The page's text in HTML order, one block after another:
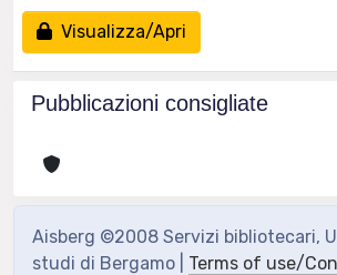
Visualizza/Apri
Pubblicazioni consigliate
Aisberg ©2008 Servizi bibliotecari,
studi di Bergamo | Terms of use/